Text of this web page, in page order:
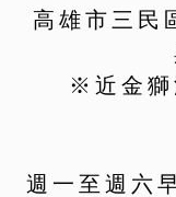
高雄市三民
※近金獅
週一至週六